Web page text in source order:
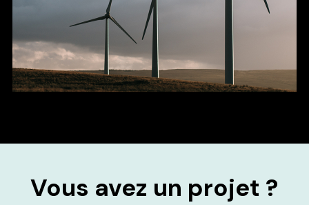
Vous avez un projet ?